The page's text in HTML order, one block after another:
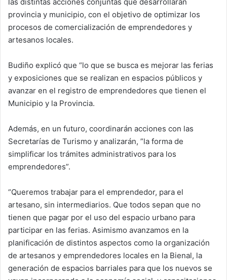
provincia y municipio, con el objetivo de optimizar los
procesos de comercialización de emprendedores y
artesanos locales.
Budiño explicó que “lo que se busca es mejorar las ferias
y exposiciones que se realizan en espacios públicos y
avanzar en el registro de emprendedores que tienen el
Municipio y la Provincia.
Además, en un futuro, coordinarán acciones con las
Secretarías de Turismo y analizarán, ”la forma de
simplificar los trámites administrativos para los
emprendedores”.
“Queremos trabajar para el emprendedor, para el
artesano, sin intermediarios. Que todos sepan que no
tienen que pagar por el uso del espacio urbano para
participar en las ferias. Asimismo avanzamos en la
planificación de distintos aspectos como la organización
de artesanos y emprendedores locales en la Bienal, la
generación de espacios barriales para que los nuevos se